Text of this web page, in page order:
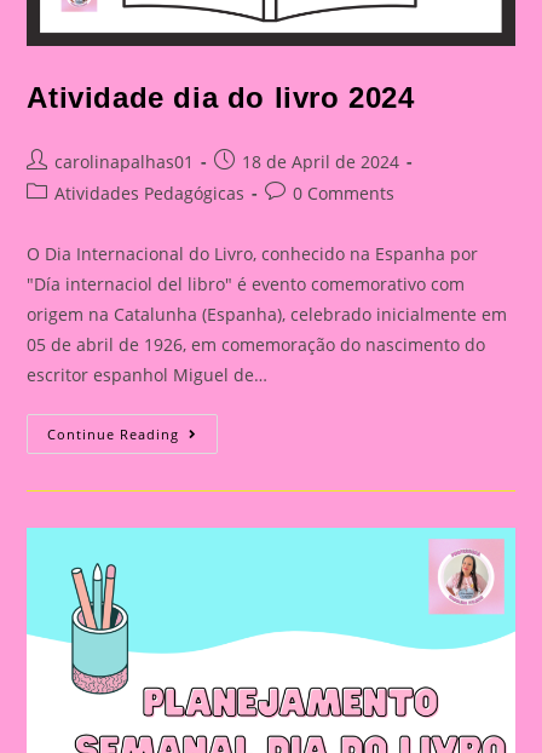
Atividade dia do livro 2024
Post
author:
carolinapalhas01
Post
published:
18 de April de 2024
PostAtividades Pedagógicas
Post0 Comments
O Dia Internacional do Livro, conhecido na Espanha por
"Día internaciol del libro" é evento comemorativo com
origem na Catalunha (Espanha), celebrado inicialmente em
05 de abril de 1926, em comemoração do nascimento do
escritor espanhol Miguel de…
Continue Reading Atividade
Dia
Livro